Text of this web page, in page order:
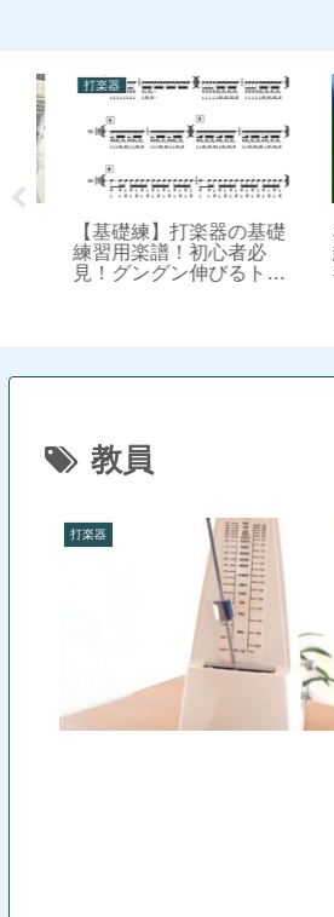
打楽器
【基礎練】打楽器の基礎
練習用楽譜！初心者必
見！グングン伸びるトレ
教員
打楽器